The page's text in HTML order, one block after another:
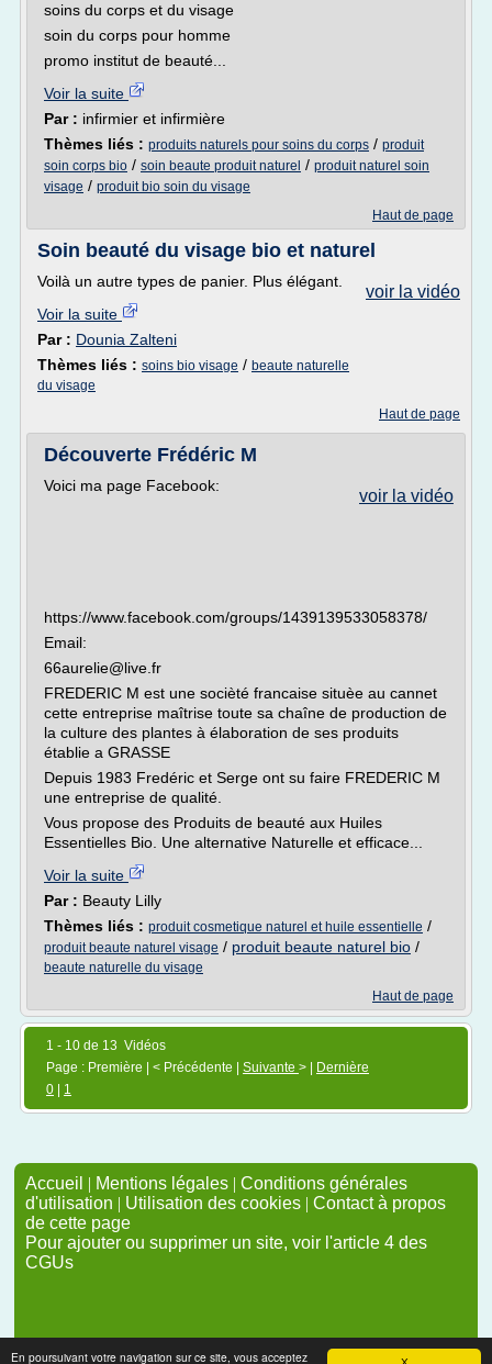
En poursuivant votre navigation sur ce site, vous acceptez
soins du corps et du visage
soin du corps pour homme
promo institut de beauté...
Voir la suite
Par : infirmier et infirmière
Thèmes liés : produits naturels pour soins du corps / produit
soin corps bio / soin beaute produit naturel / produit naturel soin
visage / produit bio soin du visage
Haut de page
Soin beauté du visage bio et naturel
voir la vidéo
Voilà un autre types de panier. Plus élégant.
Voir la suite
Par : Dounia Zalteni
Thèmes liés : soins bio visage / beaute naturelle
du visage
Haut de page
Découverte Frédéric M
voir la vidéo
Voici ma page Facebook:
https://www.facebook.com/groups/1439139533058378/
Email:
66aurelie@live.fr
FREDERIC M est une socièté francaise situèe au cannet
cette entreprise maîtrise toute sa chaîne de production de
la culture des plantes à élaboration de ses produits
établie a GRASSE
Depuis 1983 Fredéric et Serge ont su faire FREDERIC M
une entreprise de qualité.
Vous propose des Produits de beauté aux Huiles
Essentielles Bio. Une alternative Naturelle et efficace...
Voir la suite
Par : Beauty Lilly
Thèmes liés : produit cosmetique naturel et huile essentielle /
produit beaute naturel visage / produit beaute naturel bio /
beaute naturelle du visage
Haut de page
1 - 10 de 13 Vidéos
Page : Première | < Précédente | Suivante > |
Dernière
0
1
Accueil | Mentions légales | Conditions générales
d'utilisation | Utilisation des cookies | Contact à propos
de cette page
Pour ajouter ou supprimer un site, voir l'article 4 des
CGUs